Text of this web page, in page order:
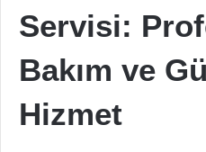
Servisi:
Bakım ve
Hizmet